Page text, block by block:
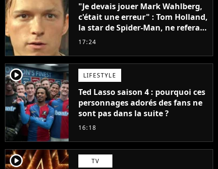
"Je devais jouer Mark Wahlberg,
c'était une erreur" : Tom Holland,
la star de Spider-Man, ne referait
pas ce blockbuster
17:24
player2 LIFESTYLE
Ted Lasso saison 4 : pourquoi ces
personnages adorés des fans ne
sont pas dans la suite ?
16:18
player2 TV